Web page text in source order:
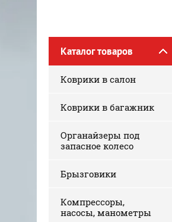
Каталог товаров
Коврики в салон
Коврики в багажник
Органайзеры под
запасное колесо
Брызговики
Компрессоры,
насосы, манометры